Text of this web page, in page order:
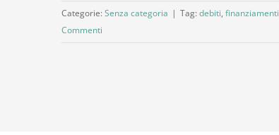
Categorie: Senza categoria | Tag: debiti, finanziamenti
Commenti